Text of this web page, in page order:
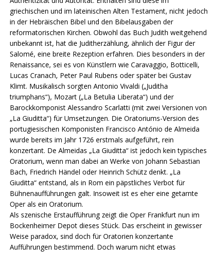
griechischen und im lateinischen Alten Testament, nicht jedoch
in der Hebräischen Bibel und den Bibelausgaben der
reformatorischen Kirchen. Obwohl das Buch Judith weitgehend
unbekannt ist, hat die Juditherzählung, ähnlich der Figur der
Salomé, eine breite Rezeption erfahren. Dies besonders in der
Renaissance, sei es von Künstlern wie Caravaggio, Botticelli,
Lucas Cranach, Peter Paul Rubens oder später bei Gustav
Klimt. Musikalisch sorgten Antonio Vivaldi („Juditha
triumphans“), Mozart („La Betulia Liberata“) und der
Barockkomponist Alessandro Scarlatti (mit zwei Versionen von
„La Giuditta“) für Umsetzungen. Die Oratoriums-Version des
portugiesischen Komponisten Francisco António de Almeida
wurde bereits im Jahr 1726 erstmals aufgeführt, rein
konzertant. De Almeidas „La Giuditta“ ist jedoch kein typisches
Oratorium, wenn man dabei an Werke von Johann Sebastian
Bach, Friedrich Händel oder Heinrich Schütz denkt. „La
Giuditta“ entstand, als in Rom ein päpstliches Verbot für
Bühnenaufführungen galt. Insoweit ist es eher eine getarnte
Oper als ein Oratorium.
Als szenische Erstaufführung zeigt die Oper Frankfurt nun im
Bockenheimer Depot dieses Stück. Das erscheint in gewisser
Weise paradox, sind doch für Oratorien konzertante
Aufführungen bestimmend. Doch warum nicht etwas